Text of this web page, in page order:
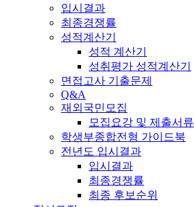
입시결과
최종경쟁률
성적계산기
성적 계산기
성취평가 성적계산기
면접고사 기출문제
Q&A
재외국민모집
모집요강 및 제출서류
학생부종합전형 가이드북
전년도 입시결과
입시결과
최종경쟁률
최종 후보순위